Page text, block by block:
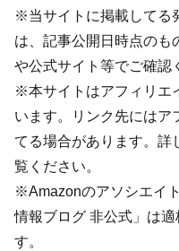
※当サイトに掲載してる
は、記事公開日時点のも
や公式サイト等でご確認
※本サイトはアフィリエ
います。リンク先にはア
てる場合があります。詳
覧ください。
※Amazonのアソシエイ
情報ブログ 非公式」は
す。